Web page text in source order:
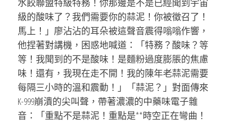
水餃聯盟特級特務！你那邊是不是已經聞到宇宙
級的酸味了？我們需要你的蒜泥！你被徵召了！
馬上！」廖沾沾的耳朵被這聲音震得嗡嗡作響，
他捏著對講機，困惑地喊道：「特務？酸味？等
等！我聞到的不是酸味！是麵粉過度膨脹的焦慮
味！還有，我現在走不開！我的陳年老蒜泥需要
每隔三小時的溫和震動！」「蒜泥？」對面傳來
K-999崩潰的尖叫聲，帶著濃濃的中藥味電子雜
音：「重點不是蒜泥！重點是**時空正在彎曲！